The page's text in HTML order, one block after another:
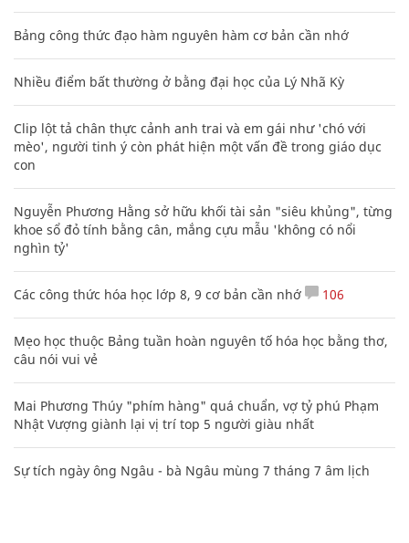
Bảng công thức đạo hàm nguyên hàm cơ bản cần nhớ
Nhiều điểm bất thường ở bằng đại học của Lý Nhã Kỳ
Clip lột tả chân thực cảnh anh trai và em gái như 'chó với
mèo', người tinh ý còn phát hiện một vấn đề trong giáo dục
con
Nguyễn Phương Hằng sở hữu khối tài sản "siêu khủng", từng
khoe sổ đỏ tính bằng cân, mắng cựu mẫu 'không có nổi
nghìn tỷ'
Các công thức hóa học lớp 8, 9 cơ bản cần nhớ 106
Mẹo học thuộc Bảng tuần hoàn nguyên tố hóa học bằng thơ,
câu nói vui vẻ
Mai Phương Thúy "phím hàng" quá chuẩn, vợ tỷ phú Phạm
Nhật Vượng giành lại vị trí top 5 người giàu nhất
Sự tích ngày ông Ngâu - bà Ngâu mùng 7 tháng 7 âm lịch